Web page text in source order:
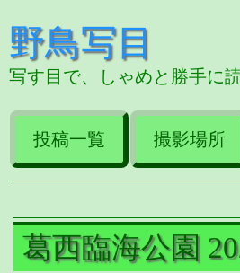
野鳥写目
写す目で、しゃめと勝手に
投稿一覧 撮影場所
葛西臨海公園